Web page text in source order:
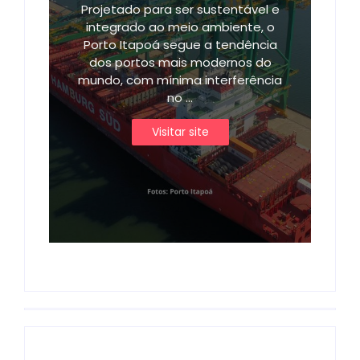
Projetado para ser sustentável e
integrado ao meio ambiente, o
Porto Itapoá segue a tendência
dos portos mais modernos do
mundo, com mínima interferência
no ...
Visitar site